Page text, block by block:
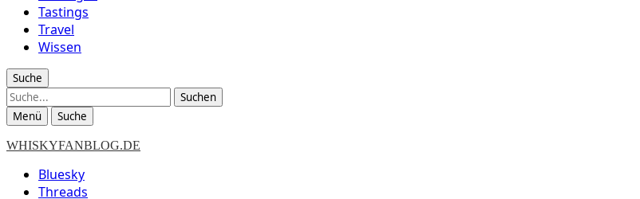
Tastings
Travel
Wissen
Suche
Suche
Menü Suche
WHISKYFANBLOG.DE
Bluesky
Threads